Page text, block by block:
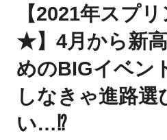
【2021年スプ
★】4月から新
めのBIGイベン
しなきゃ進路選
い…⁉